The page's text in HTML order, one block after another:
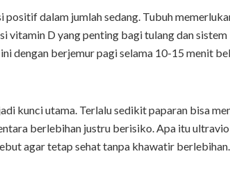
dalam jumlah sedang. Tubuh
vitamin D yang penting bagi tulang dan sistem
dengan berjemur pagi selama 10-15 menit
kunci utama. Terlalu sedikit paparan bisa
berlebihan justru berisiko. Apa itu
agar tetap sehat tanpa khawatir berlebihan.